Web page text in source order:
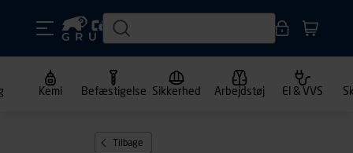
Kemi Befæstigelse Sikkerhed Arbejdstøj El & VVS
Tilbage